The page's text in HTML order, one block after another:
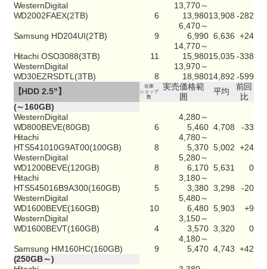
WesternDigital
WD2002FAEX(2TB)
6
13,770～
13,98013,908 -282
Samsung HD204UI(2TB) 9
6,470～
6,990 6,636 +24
Hitachi OSO3088(3TB) 11
14,770～
15,98015,035 -338
WesternDigital
WD30EZRSDTL(3TB)
8
13,970～
18,98014,892 -599
【HDD 2.5"】
在庫
ショップ
数
実売価格範
囲
平均
前回
比
(～160GB)
WesternDigital
WD800BEVE(80GB)
6
4,280～
5,460 4,708
-33
Hitachi
HTS541010G9AT00(100GB)
8
4,780～
5,370 5,002 +24
WesternDigital
WD1200BEVE(120GB)
8
5,280～
6,170 5,631
0
Hitachi
HTS545016B9A300(160GB)
5
3,180～
3,380 3,298
-20
WesternDigital
WD1600BEVE(160GB)
10
5,480～
6,480 5,903
+9
WesternDigital
WD1600BEVT(160GB)
4
3,150～
3,570 3,320 0
Samsung HM160HC(160GB) 9
4,180～
5,470 4,743 +42
(250GB～)